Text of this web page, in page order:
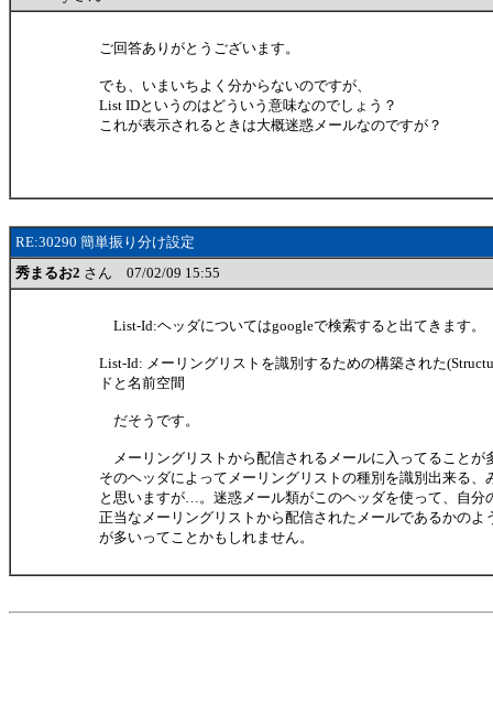
ご回答ありがとうございます。
でも、いまいちよく分からないのですが、
List IDというのはどういう意味なのでしょう？
これが表示されるときは大概迷惑メールなのですが？
RE:30290 簡単振り分け設定
秀まるお2 さん 07/02/09 15:55
List-Id:ヘッダについてはgoogleで検索すると出てきます。
List-Id: メーリングリストを識別するための構築された
ドと名前空間
だそうです。
メーリングリストから配信されるメールに入ってることが
そのヘッダによってメーリングリストの種別を識別出来る、
と思いますが…。迷惑メール類がこのヘッダを使って、自分
正当なメーリングリストから配信されたメールであるかのよ
が多いってことかもしれません。